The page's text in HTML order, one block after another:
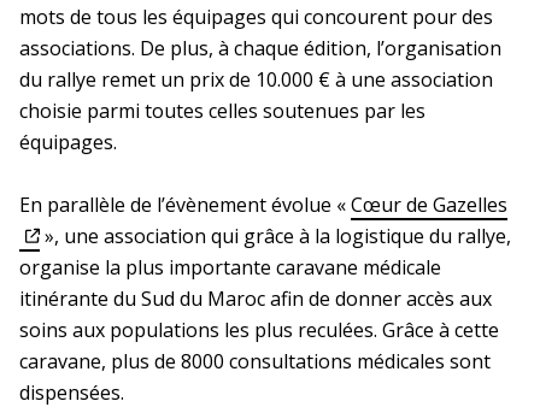
mots de tous les équipages qui concourent pour des
associations. De plus, à chaque édition, l’organisation
du rallye remet un prix de 10.000 € à une association
choisie parmi toutes celles soutenues par les
équipages.
En parallèle de l’évènement évolue «Cœur de Gazelles
», une association qui grâce à la logistique du rallye,
organise la plus importante caravane médicale
itinérante du Sud du Maroc afin de donner accès aux
soins aux populations les plus reculées. Grâce à cette
caravane, plus de 8000 consultations médicales sont
dispensées.